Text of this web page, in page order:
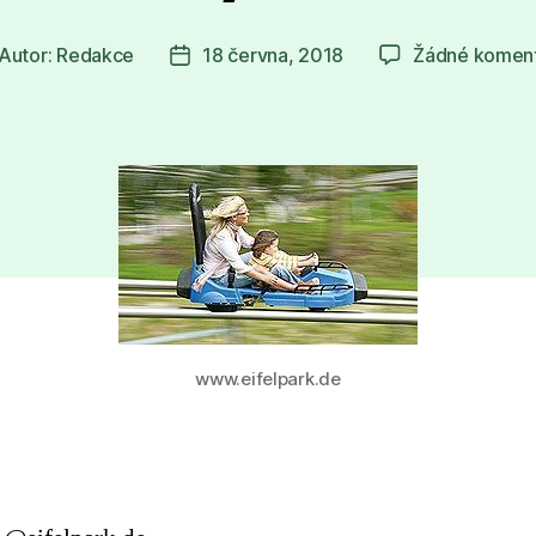
Autor: Redakce
Datum
18 června, 2018 Žádné
www.eifelpark.de